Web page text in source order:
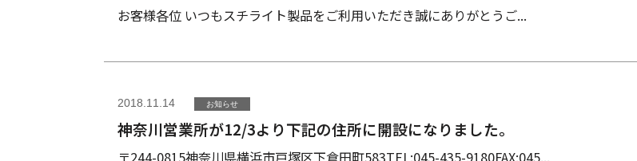
お客様各位 いつもスチライト製品をご利用いただき誠にありがとうご...
2018.11.14 お知らせ
神奈川営業所が12/3より下記の住所に開設になりました。
〒244-0815神奈川県横浜市戸塚区下倉田町583TEL:045-435-9180FAX:045...